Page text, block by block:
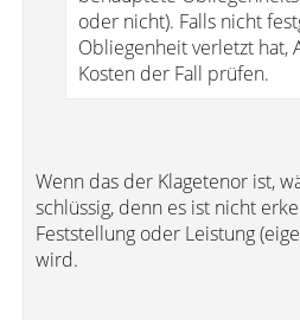
oder nicht). Falls nicht
Obliegenheit verletzt hat,
Kosten der Fall prüfen.
Wenn das der Klagetenor ist,
schlüssig, denn es ist nicht
Feststellung oder Leistung
wird.